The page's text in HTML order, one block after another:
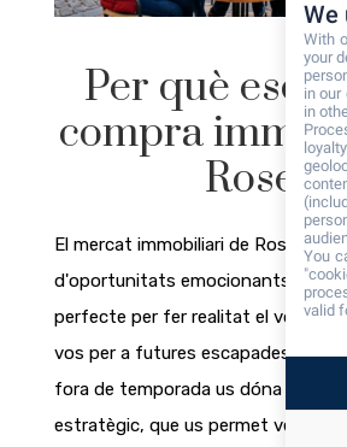
Per què
compra
Roses?
El mercat immobiliari de Roses
d'oportunitats emocionants. Ara
perfecte per fer realitat el vostre
vos per a futures escapades
fora de temporada us dóna un
estratègic, que us permet veure
We
With
your
in our
in
You
valid